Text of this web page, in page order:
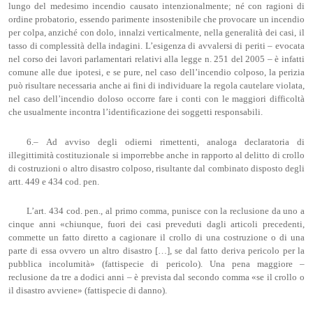
lungo del medesimo incendio causato intenzionalmente; né con ragioni di
ordine probatorio, essendo parimente insostenibile che provocare un incendio
per colpa, anziché con dolo, innalzi verticalmente, nella generalità dei casi, il
tasso di complessità della indagini. L’esigenza di avvalersi di periti – evocata
nel corso dei lavori parlamentari relativi alla legge n. 251 del 2005 – è infatti
comune alle due ipotesi, e se pure, nel caso dell’incendio colposo, la perizia
può risultare necessaria anche ai fini di individuare la regola cautelare violata,
nel caso dell’incendio doloso occorre fare i conti con le maggiori difficoltà
che usualmente incontra l’identificazione dei soggetti responsabili.
6.– Ad avviso degli odierni rimettenti, analoga declaratoria di
illegittimità costituzionale si imporrebbe anche in rapporto al delitto di crollo
di costruzioni o altro disastro colposo, risultante dal combinato disposto degli
artt. 449 e 434 cod. pen.
L’art. 434 cod. pen., al primo comma, punisce con la reclusione da uno a
cinque anni «chiunque, fuori dei casi preveduti dagli articoli precedenti,
commette un fatto diretto a cagionare il crollo di una costruzione o di una
parte di essa ovvero un altro disastro […], se dal fatto deriva pericolo per la
pubblica incolumità» (fattispecie di pericolo). Una pena maggiore –
reclusione da tre a dodici anni – è prevista dal secondo comma «se il crollo o
il disastro avviene» (fattispecie di danno).